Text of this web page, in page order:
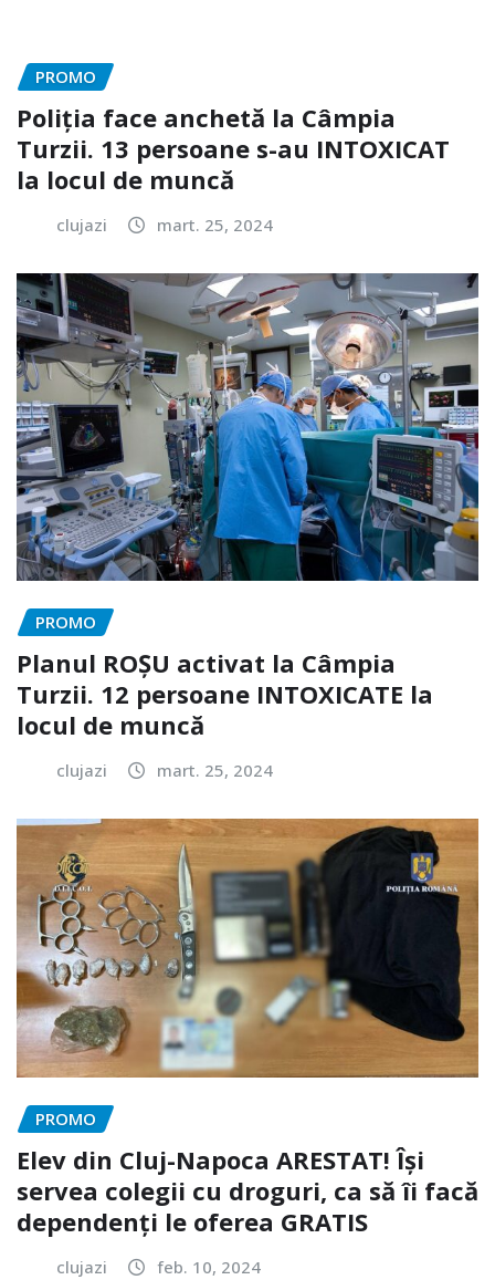
PROMO
Poliția face anchetă la Câmpia
Turzii. 13 persoane s-au INTOXICAT
la locul de muncă
clujazi mart. 25, 2024
PROMO
Planul ROȘU activat la Câmpia
Turzii. 12 persoane INTOXICATE la
locul de muncă
clujazi mart. 25, 2024
PROMO
Elev din Cluj-Napoca ARESTAT! Își
servea colegii cu droguri, ca să îi facă
dependenți le oferea GRATIS
clujazi feb. 10, 2024